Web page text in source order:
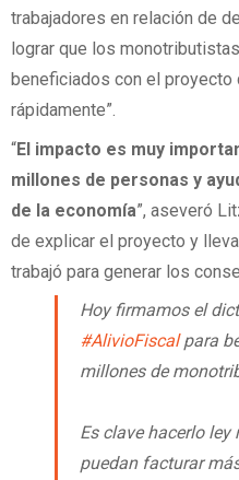
trabajadores en relación de
lograr que los
beneficiados con el proyecto
rápidamente”.
“El impacto es muy
millones de personas y
de la economía”, aseveró
de explicar el proyecto y
trabajó para generar los
Hoy firmamos el
#AlivioFiscalpara
millones de
Es clave hacerlo
puedan facturar